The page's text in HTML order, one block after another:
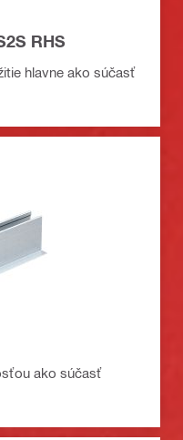
RHS
hlavne ako súčasť
ako súčasť